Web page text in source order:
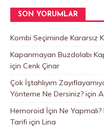
SON YORUMLAR
Kombi Seçiminde Kararsız
Kapanmayan Buzdolabı
için Cenk Çinar
Çok İştahlıyım
Yönteme Ne Dersiniz?için
Hemoroid İçin Ne
Tarifi için Lina